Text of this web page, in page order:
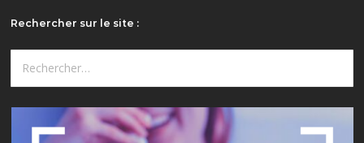
Rechercher sur le site :
Rechercher :